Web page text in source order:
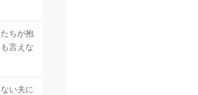
ちが抱
言えな
い夫に